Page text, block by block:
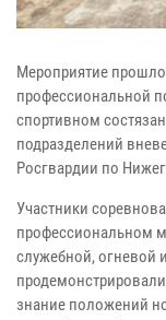
Мероприятие прошло
профессиональной
спортивном
подразделений
Росгвардии по
Участники
профессиональном
служебной, огневой
знание положений